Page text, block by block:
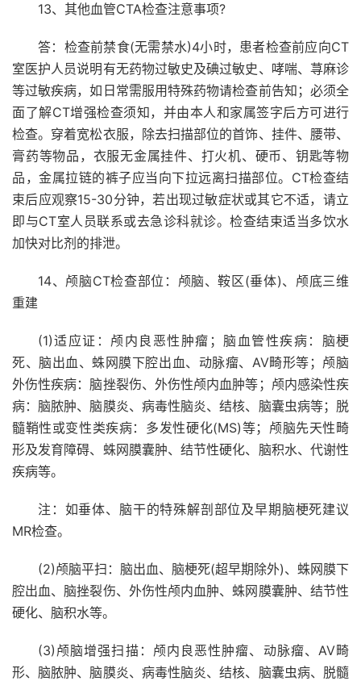
13、其他血管CTA检查注意事项?
答：检查前禁食(无需禁水)4小时，患者检查前应向CT
室医护人员说明有无药物过敏史及碘过敏史、哮喘、荨麻诊
等过敏疾病，如日常需服用特殊药物请检查前告知；必须全
面了解CT增强检查须知，并由本人和家属签字后方可进行
检查。穿着宽松衣服，除去扫描部位的首饰、挂件、腰带、
膏药等物品，衣服无金属挂件、打火机、硬币、钥匙等物
品，金属拉链的裤子应当向下拉远离扫描部位。CT检查结
束后应观察15-30分钟，若出现过敏症状或其它不适，请立
即与CT室人员联系或去急诊科就诊。检查结束适当多饮水
加快对比剂的排泄。
14、颅脑CT检查部位：颅脑、鞍区(垂体)、颅底三维
重建
(1)适应证：颅内良恶性肿瘤；脑血管性疾病：脑梗
死、脑出血、蛛网膜下腔出血、动脉瘤、AV畸形等；颅脑
外伤性疾病：脑挫裂伤、外伤性颅内血肿等；颅内感染性疾
病：脑脓肿、脑膜炎、病毒性脑炎、结核、脑囊虫病等；脱
髓鞘性或变性类疾病：多发性硬化(MS)等；颅脑先天性畸
形及发育障碍、蛛网膜囊肿、结节性硬化、脑积水、代谢性
疾病等。
注：如垂体、脑干的特殊解剖部位及早期脑梗死建议
MR检查。
(2)颅脑平扫：脑出血、脑梗死(超早期除外)、蛛网膜下
腔出血、脑挫裂伤、外伤性颅内血肿、蛛网膜囊肿、结节性
硬化、脑积水等。
(3)颅脑增强扫描：颅内良恶性肿瘤、动脉瘤、AV畸
形、脑脓肿、脑膜炎、病毒性脑炎、结核、脑囊虫病、脱髓